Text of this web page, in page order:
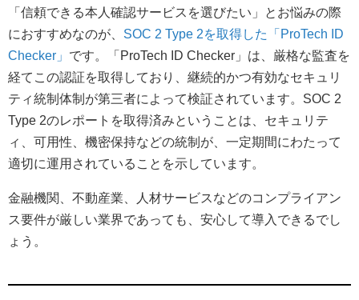
「信頼できる本人確認サービスを選びたい」とお悩みの際
におすすめなのが、 SOC 2 Type 2を取得した「ProTech ID
Checker」 です。「ProTech ID Checker」は、厳格な監査を
経てこの認証を取得しており、継続的かつ有効なセキュリ
ティ統制体制が第三者によって検証されています。SOC 2
Type 2のレポートを取得済みということは、セキュリテ
ィ、可用性、機密保持などの統制が、一定期間にわたって
適切に運用されていることを示しています。
金融機関、不動産業、人材サービスなどのコンプライアン
ス要件が厳しい業界であっても、安心して導入できるでし
ょう。